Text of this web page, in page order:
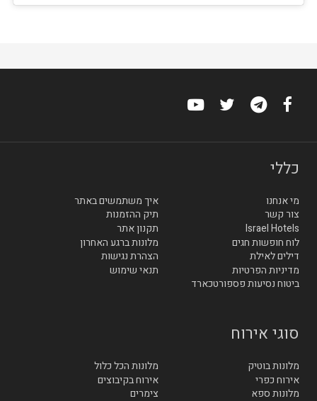
כללי
מי אנחנו
איך משתמשים באתר
צור קשר
תיק ההזמנות
Israel Hotels
תקנון אתר
לוח חופשות חגים
מלונות ברגע האחרון
דילים לאילת
הצהרת נגישות
מדיניות הפרטיות
תנאי שימוש
ביטוח נסיעות פספורטכארד
סוגי אירוח
מלונות בוטיק
מלונות הכל כלול
אירוח כפרי
אירוח בקיבוצים
מלונות ספא
צימרים